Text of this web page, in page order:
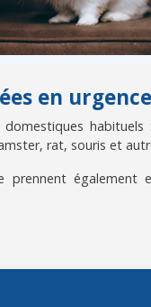
en urgence
habituels
rat, souris et
prennent également